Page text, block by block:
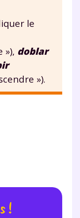
le
»), doblar
»).
!
?